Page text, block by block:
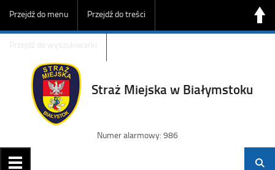
Przejdź do menu Przejdź do treści
Przejdź do wyszukiwarki
Straż Miejska w Białymstoku
Numer alarmowy: 986